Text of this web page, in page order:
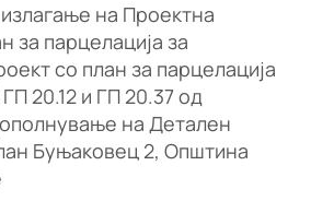
на Проектна
за парцелација за
со план за парцелација
20.12 и ГП 20.37 од
на Детален
Буњаковец 2, Општина